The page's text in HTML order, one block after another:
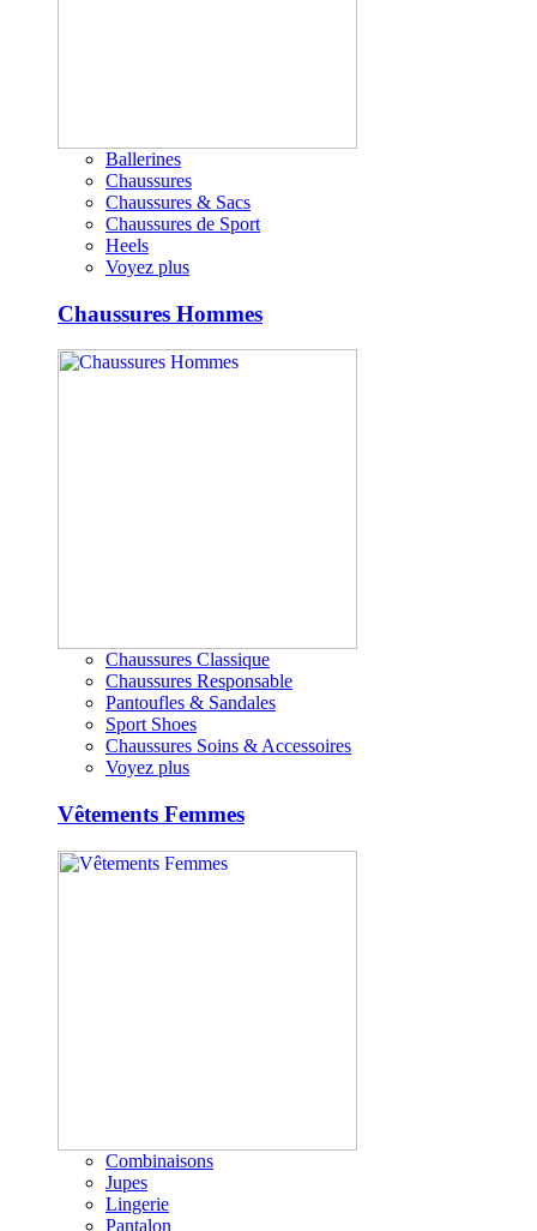
Ballerines
Chaussures
Chaussures & Sacs
Chaussures de Sport
Heels
Voyez plus
Chaussures Hommes
Chaussures Classique
Chaussures Responsable
Pantoufles & Sandales
Sport Shoes
Chaussures Soins & Accessoires
Voyez plus
Vêtements Femmes
Combinaisons
Jupes
Lingerie
Pantalon